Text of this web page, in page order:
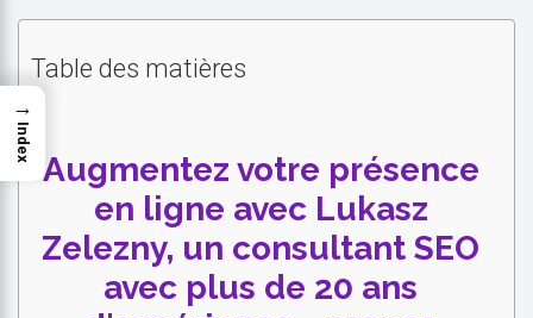
Table des matières
Augmentez votre présence
en ligne avec Lukasz
Zelezny, un consultant SEO
avec plus de 20 ans
→
Index